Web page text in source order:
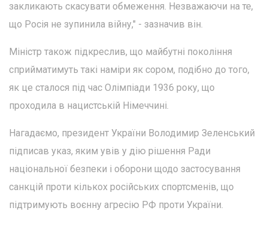
закликають скасувати обмеження. Незважаючи на те,
що Росія не зупинила війну," - зазначив він.
Міністр також підкреслив, що майбутні покоління
сприйматимуть такі наміри як сором, подібно до того,
як це сталося під час Олімпіади 1936 року, що
проходила в нацистській Німеччині.
Нагадаємо, президент України Володимир Зеленський
підписав указ, яким увів у дію рішення Ради
національної безпеки і оборони щодо застосування
санкцій проти кількох російських спортсменів, що
підтримують воєнну агресію РФ проти України.